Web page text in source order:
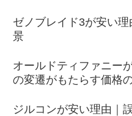
ゼノブレイド3が安い
景
オールドティファニー
の変遷がもたらす価格
ジルコンが安い理由｜